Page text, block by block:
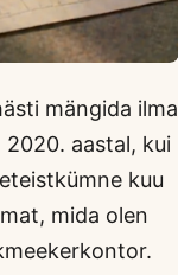
mängida ilma
2020. aastal, kui
kuu
mida olen